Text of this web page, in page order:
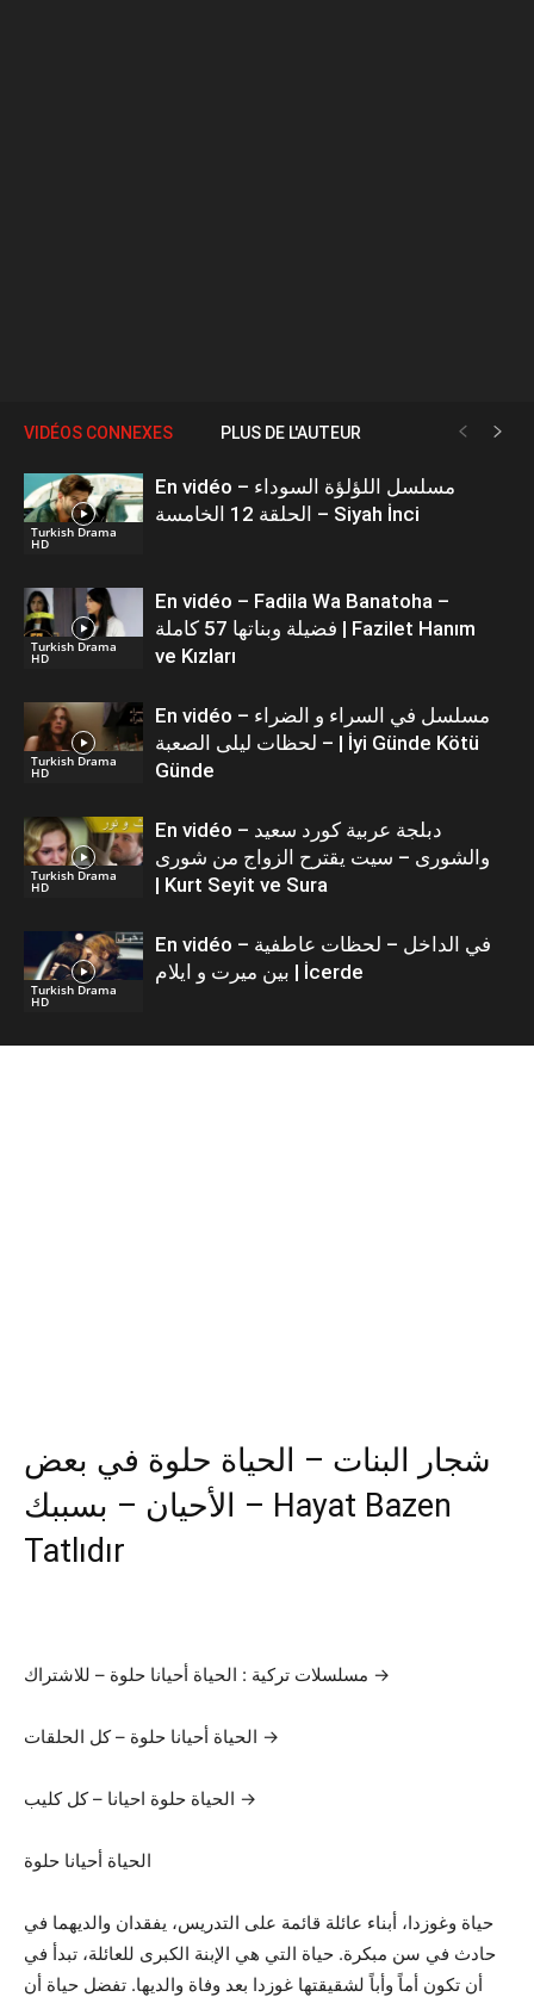
VIDÉOS CONNEXES PLUS DE L'AUTEUR
Turkish Drama
HD
En vidéo – مسلسل اللؤلؤة السوداء
الحلقة 12 الخامسة – Siyah İnci
Turkish Drama
HD
En vidéo – Fadila Wa Banatoha –
فضيلة وبناتها 57 كاملة | Fazilet Hanım
ve Kızları
Turkish Drama
HD
En vidéo – مسلسل في السراء و الضراء
– لحظات ليلى الصعبة | İyi Günde Kötü
Günde
Turkish Drama
HD
En vidéo – دبلجة عربية كورد سعيد
والشورى – سيت يقترح الزواج من شورى
| Kurt Seyit ve Sura
Turkish Drama
HD
En vidéo – في الداخل – لحظات عاطفية
بين ميرت و ايلام | İcerde
شجار البنات – الحياة حلوة في بعض
الأحيان – بسببك – Hayat Bazen
Tatlıdır
مسلسلات تركية : الحياة أحيانا حلوة – للاشتراك →
الحياة أحيانا حلوة – كل الحلقات →
الحياة حلوة احيانا – كل كليب →
الحياة أحيانا حلوة
حياة وغوزدا، أبناء عائلة قائمة على التدريس، يفقدان والديهما في
حادث في سن مبكرة. حياة التي هي الإبنة الكبرى للعائلة، تبدأ في
أن تكون أماً وأباً لشقيقتها غوزدا بعد وفاة والديها. تفضل حياة أن